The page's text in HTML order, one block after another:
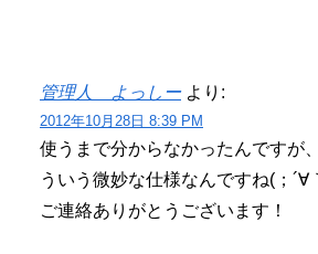
管理人 よっしー より:
2012年10月28日 8:39 PM
使うまで分からなかったんですが
ういう微妙な仕様なんですね(；´∀
ご連絡ありがとうございます！